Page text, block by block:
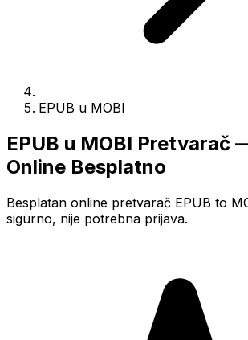
EPUB u MOBI
EPUB u MOBI Pretvarač
Online Besplatno
Besplatan online pretvarač EPUB to
sigurno, nije potrebna prijava.